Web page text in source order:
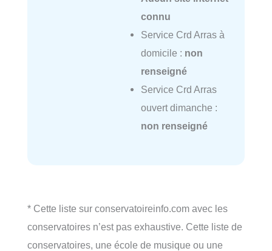
connu
Service Crd Arras à
domicile : non
renseigné
Service Crd Arras
ouvert dimanche :
non renseigné
* Cette liste sur conservatoireinfo.com avec les
conservatoires n’est pas exhaustive. Cette liste de
conservatoires, une école de musique ou une